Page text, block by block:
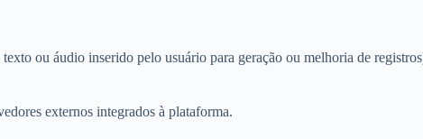
ou áudio inserido pelo usuário para geração ou melhoria de
externos integrados à plataforma.